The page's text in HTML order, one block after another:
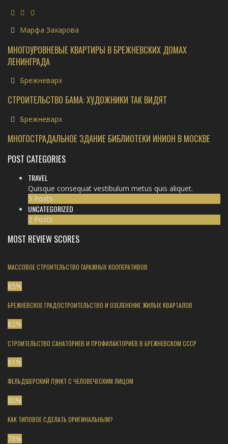
Марфа Захарова
МНОГОУРОВНЕВЫЕ КВАРТИРЫ В БРЕЖНЕВСКИХ ДОМАХ
ЛЕНИНГРАДА
Брежневарх
СТРОИТЕЛЬСТВО БАМА: ХУДОЖНИКИ ТАК ВИДЯТ
Брежневарх
МНОГОСТРАДАЛЬНОЕ ЗДАНИЕ БИБЛИОТЕКИ ИНИОН В МОСКВЕ
POST CATEGORIES
TRAVEL
Quisque consequat vestibulum metus quis aliquet.
5 Posts
UNCATEGORIZED
2 Posts
MOST REVIEW SCORES
МАССОВОЕ СТРОИТЕЛЬСТВО ГАРАЖНЫХ КООПЕРАТИВОВ
85%
БРЕЖНЕВСКОЕ ГРАДОСТРОИТЕЛЬСТВО И ОЗЕЛЕНЕНИЕ ЖИЛЫХ КВАРТАЛОВ
82%
СТРОИТЕЛЬСТВО САНАТОРИЕВ И ПРОФИЛАКТОРИЕВ В БРЕЖНЕВСКОМ СССР
81 %
ФЕЛЬДШЕРСКИЙ ПУНКТ С ЧЕЛОВЕЧЕСКИМ ЛИЦОМ
80%
КАК ТИПОВОЕ СДЕЛАТЬ ОРИГИНАЛЬНЫМ?
78%